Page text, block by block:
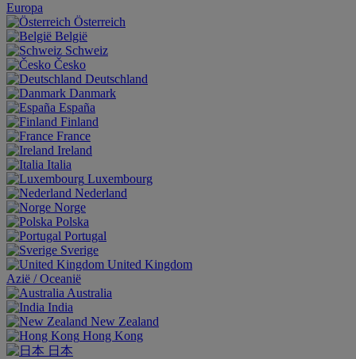
Europa
Österreich
België
Schweiz
Česko
Deutschland
Danmark
España
Finland
France
Ireland
Italia
Luxembourg
Nederland
Norge
Polska
Portugal
Sverige
United Kingdom
Aziё / Oceaniё
Australia
India
New Zealand
Hong Kong
日本